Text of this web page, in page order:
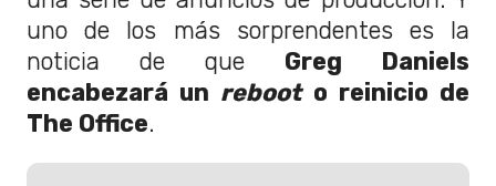
uno de los más sorprendentes es la
noticia de que Greg Daniels
encabezará un rebooto reinicio de
The Office.